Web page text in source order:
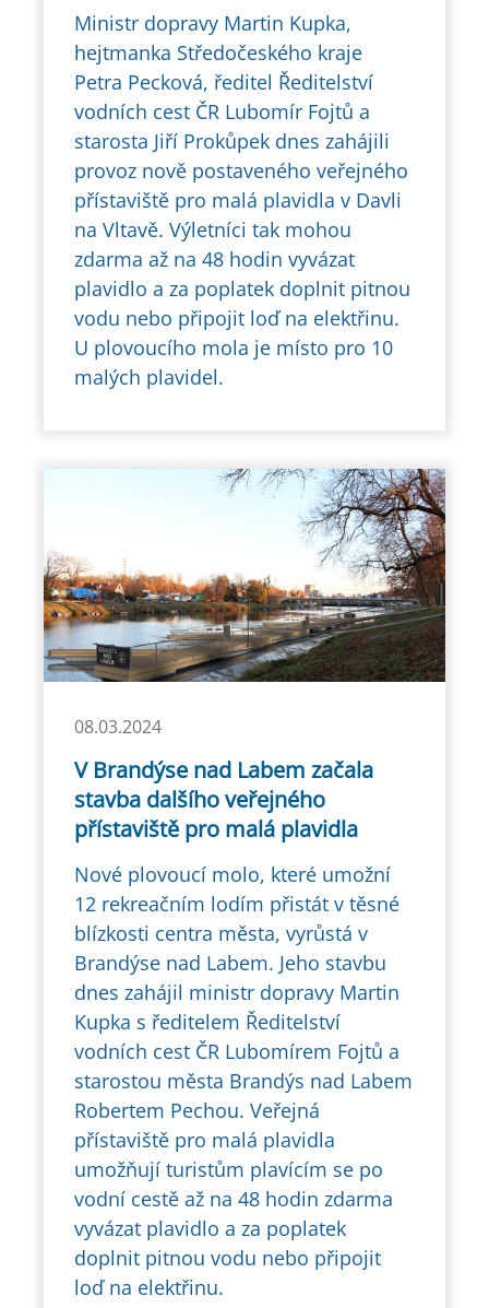
Ministr dopravy Martin Kupka,
hejtmanka Středočeského kraje
Petra Pecková, ředitel Ředitelství
vodních cest ČR Lubomír Fojtů a
starosta Jiří Prokůpek dnes zahájili
provoz nově postaveného veřejného
přístaviště pro malá plavidla v Davli
na Vltavě. Výletníci tak mohou
zdarma až na 48 hodin vyvázat
plavidlo a za poplatek doplnit pitnou
vodu nebo připojit loď na elektřinu.
U plovoucího mola je místo pro 10
malých plavidel.
08.03.2024
V Brandýse nad Labem začala
stavba dalšího veřejného
přístaviště pro malá plavidla
Nové plovoucí molo, které umožní
12 rekreačním lodím přistát v těsné
blízkosti centra města, vyrůstá v
Brandýse nad Labem. Jeho stavbu
dnes zahájil ministr dopravy Martin
Kupka s ředitelem Ředitelství
vodních cest ČR Lubomírem Fojtů a
starostou města Brandýs nad Labem
Robertem Pechou. Veřejná
přístaviště pro malá plavidla
umožňují turistům plavícím se po
vodní cestě až na 48 hodin zdarma
vyvázat plavidlo a za poplatek
doplnit pitnou vodu nebo připojit
loď na elektřinu.